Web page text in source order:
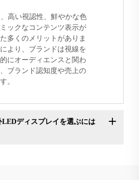
高い視認性、鮮やかな色
ックなコンテンツ表示が
多くのメリットがありま
より、ブランドは視線を
にオーディエンスと関わ
ブランド認知度や売上の
。
ディスプレイを選ぶには